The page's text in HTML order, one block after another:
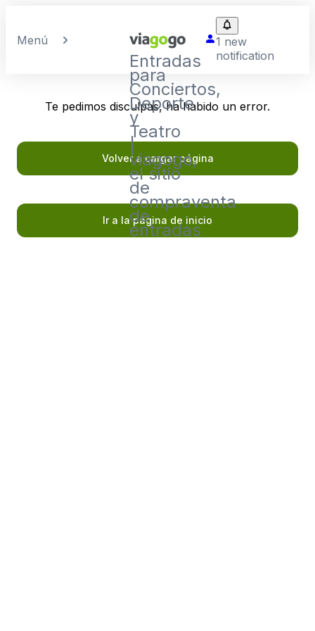
Menú
Entradas
para
Conciertos,
Deporte
y
Teatro
|
viagogo,
el sitio
de
compraventa
de
entradas
1 new
notification
Te pedimos disculpas, ha habido un error.
Volver a cargar página
Ir a la página de inicio